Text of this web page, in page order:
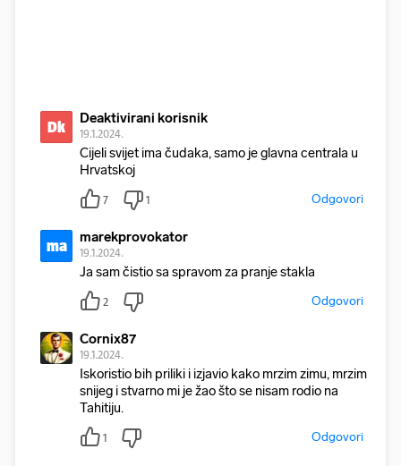
Dk Deaktivirani korisnik
19.1.2024.
Cijeli svijet ima čudaka, samo je glavna centrala u
Hrvatskoj
7 1 Odgovori
ma marekprovokator
19.1.2024.
Ja sam čistio sa spravom za pranje stakla
2 Odgovori
Cornix87
19.1.2024.
Iskoristio bih priliki i izjavio kako mrzim zimu, mrzim
snijeg i stvarno mi je žao što se nisam rodio na
Tahitiju.
1 Odgovori